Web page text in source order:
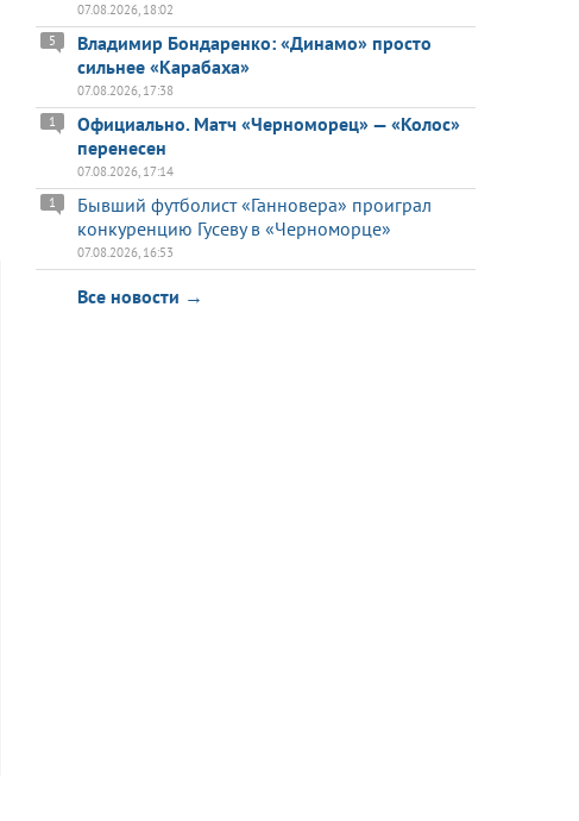
07.08.2026, 18:02
Владимир Бондаренко: «Динамо» просто
сильнее «Карабаха»
5
07.08.2026, 17:38
Официально. Матч «Черноморец» — «Колос»
перенесен
1
07.08.2026, 17:14
Бывший футболист «Ганновера» проиграл
конкуренцию Гусеву в «Черноморце»
1
07.08.2026, 16:53
Все новости →